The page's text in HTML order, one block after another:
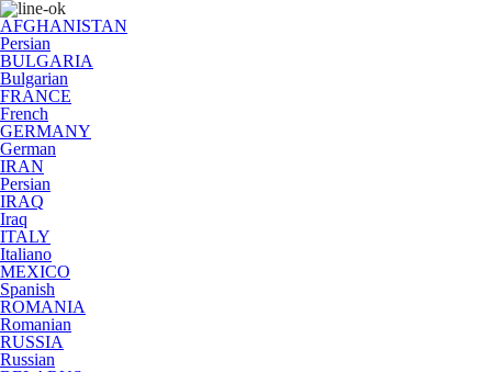
AFGHANISTAN
Persian
BULGARIA
Bulgarian
FRANCE
French
GERMANY
German
IRAN
Persian
IRAQ
Iraq
ITALY
Italiano
MEXICO
Spanish
ROMANIA
Romanian
RUSSIA
Russian